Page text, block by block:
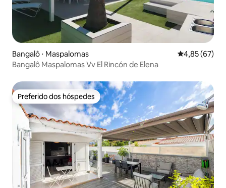
Bangalô ⋅ Maspalomas 4,85 de uma
4,85 (67)
Bangalô Maspalomas Vv El Rincón de Elena
Preferido dos hóspedes
Preferido dos hóspedes